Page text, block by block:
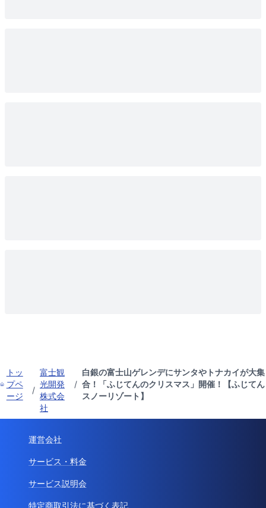
トッ
プペ
ージ
/
富士観
光開発
株式会
社
/
白銀の富士山ゲレンデにサンタやトナカイが大集
合！「ふじてんのクリスマス」開催！【ふじてん
スノーリゾート】
運営会社
サービス・料金
サービス説明会
特定商取引法に基づく表記